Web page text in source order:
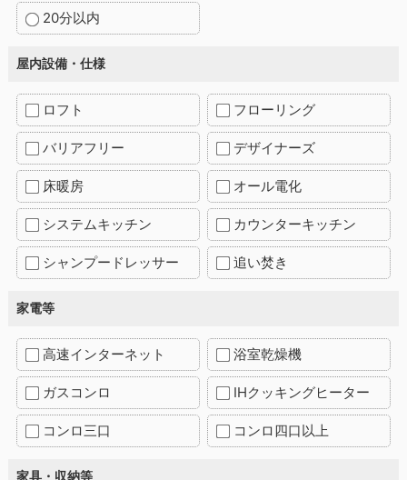
20分以内
屋内設備・仕様
ロフト フローリング
バリアフリー デザイナーズ
床暖房 オール電化
システムキッチン カウンターキッチン
シャンプードレッサー 追い焚き
家電等
高速インターネット 浴室乾燥機
ガスコンロ IHクッキングヒーター
コンロ三口 コンロ四口以上
家具・収納等